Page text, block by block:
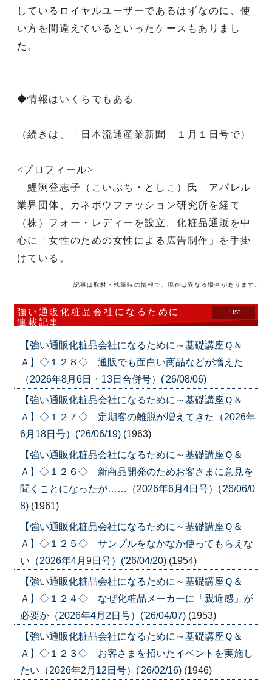
しているロイヤルユーザーであるはずなのに、使
い方を間違えているといったケースもありまし
た。
◆情報はいくらでもある
（続きは、「日本流通産業新聞 １月１日号で）
<プロフィール>
鯉渕登志子（こいぶち・としこ）氏 アパレル
業界団体、カネボウファッション研究所を経て
（株）フォー・レディーを設立。化粧品通販を中
心に「女性のための女性による広告制作」を手掛
けている。
記事は取材・執筆時の情報で、現在は異なる場合があります。
強い通販化粧品会社になるために
連載記事
List
【強い通販化粧品会社になるために～基礎講座Ｑ＆
Ａ】◇１２８◇ 通販でも面白い商品などが増えた
（2026年8月6日・13日合併号）('26/08/06)
【強い通販化粧品会社になるために～基礎講座Ｑ＆
Ａ】◇１２７◇ 定期客の離脱が増えてきた（2026年
6月18日号）('26/06/19) (1963)
【強い通販化粧品会社になるために～基礎講座Ｑ＆
Ａ】◇１２６◇ 新商品開発のためお客さまに意見を
聞くことになったが……（2026年6月4日号）('26/06/0
8) (1961)
【強い通販化粧品会社になるために～基礎講座Ｑ＆
Ａ】◇１２５◇ サンプルをなかなか使ってもらえな
い（2026年4月9日号）('26/04/20) (1954)
【強い通販化粧品会社になるために～基礎講座Ｑ＆
Ａ】◇１２４◇ なぜ化粧品メーカーに「親近感」が
必要か（2026年4月2日号）('26/04/07) (1953)
【強い通販化粧品会社になるために～基礎講座Ｑ＆
Ａ】◇１２３◇ お客さまを招いたイベントを実施し
たい（2026年2月12日号）('26/02/16) (1946)